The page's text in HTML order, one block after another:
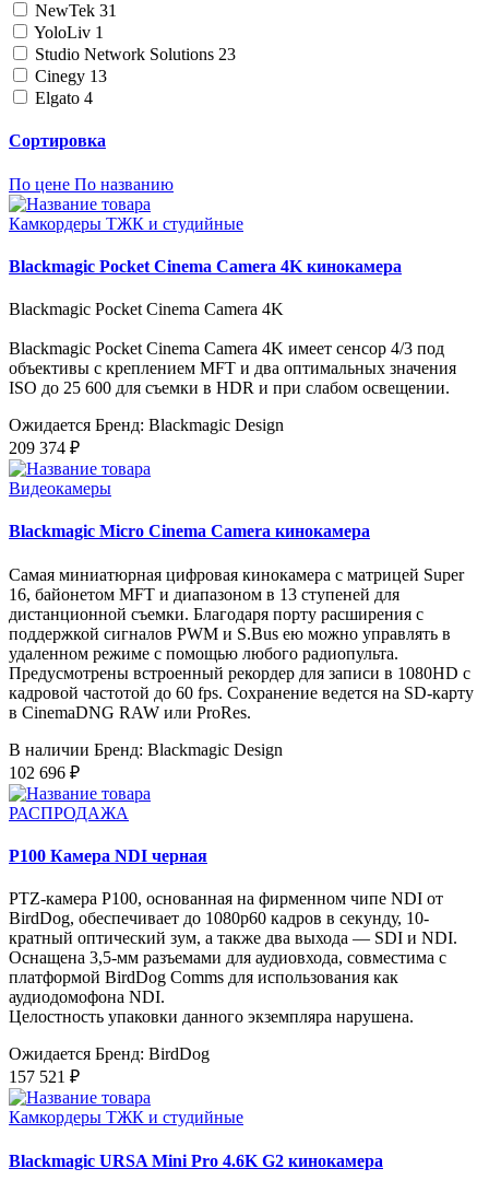
NewTek 31
YoloLiv 1
Studio Network Solutions 23
Cinegy 13
Elgato 4
Сортировка
По цене По названию
Камкордеры ТЖК и студийные
Blackmagic Pocket Cinema Camera 4K кинокамера
Blackmagic Pocket Cinema Camera 4K
Blackmagic Pocket Cinema Camera 4K имеет сенсор 4/3 под
объективы с креплением MFT и два оптимальных значения
ISO до 25 600 для съемки в HDR и при слабом освещении.
Ожидается Бренд: Blackmagic Design
209 374 ₽
Видеокамеры
Blackmagic Micro Cinema Camera кинокамера
Самая миниатюрная цифровая кинокамера с матрицей Super
16, байонетом MFT и диапазоном в 13 ступеней для
дистанционной съемки. Благодаря порту расширения с
поддержкой сигналов PWM и S.Bus ею можно управлять в
удаленном режиме с помощью любого радиопульта.
Предусмотрены встроенный рекордер для записи в 1080HD с
кадровой частотой до 60 fps. Сохранение ведется на SD-карту
в CinemaDNG RAW или ProRes.
В наличии Бренд: Blackmagic Design
102 696 ₽
РАСПРОДАЖА
P100 Камера NDI черная
PTZ-камера P100, основанная на фирменном чипе NDI от
BirdDog, обеспечивает до 1080p60 кадров в секунду, 10-
кратный оптический зум, а также два выхода — SDI и NDI.
Оснащена 3,5-мм разъемами для аудиовхода, совместима с
платформой BirdDog Comms для использования как
аудиодомофона NDI.
Целостность упаковки данного экземпляра нарушена.
Ожидается Бренд: BirdDog
157 521 ₽
Камкордеры ТЖК и студийные
Blackmagic URSA Mini Pro 4.6K G2 кинокамера